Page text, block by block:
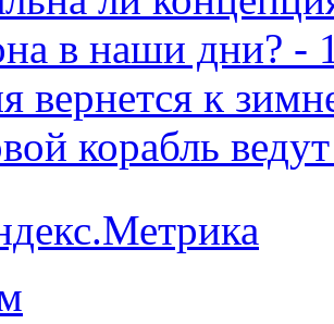
в наши дни? -
вернется к
корабль